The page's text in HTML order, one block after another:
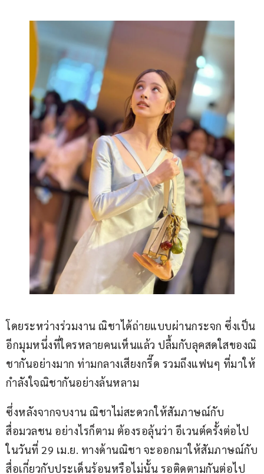
โดยระหว่างร่วมงาน ณิชาได้ถ่ายแบบผ่านกระจก ซึ่งเป็น
อีกมุมหนึ่งที่ใครหลายคนเห็นแล้ว ปลื้มกับลุคสดใสของณิ
ชากันอย่างมาก ท่ามกลางเสียงกรี๊ด รวมถึงแฟนๆ ที่มาให้
กำลังใจณิชากันอย่างล้นหลาม
ซึ่งหลังจากจบงาน ณิชาไม่สะดวกให้สัมภาษณ์กับ
สื่อมวลชน อย่างไรก็ตาม ต้องรอลุ้นว่า อีเวนต์ครั้งต่อไป
ในวันที่ 29 เม.ย. ทางด้านณิชา จะออกมาให้สัมภาษณ์กับ
สื่อเกี่ยวกับประเด็นร้อนหรือไม่นั้น รอติดตามกันต่อไป